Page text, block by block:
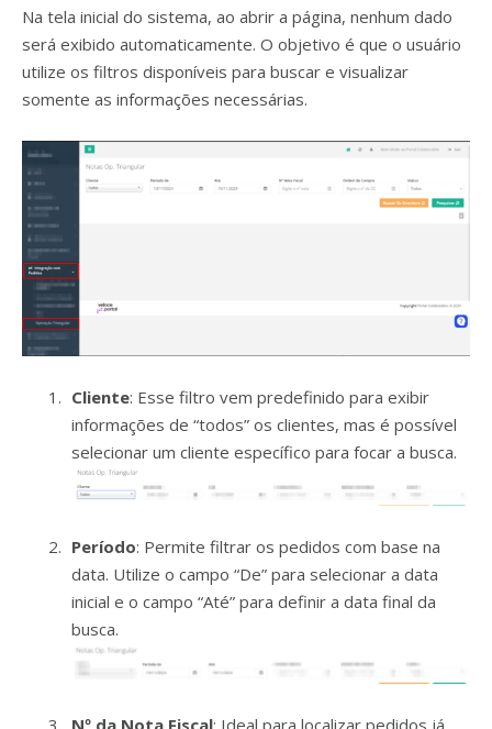
Na tela inicial do sistema, ao abrir a página, nenhum dado
será exibido automaticamente. O objetivo é que o usuário
utilize os filtros disponíveis para buscar e visualizar
somente as informações necessárias.
Cliente: Esse filtro vem predefinido para exibir
informações de “todos” os clientes, mas é possível
selecionar um cliente específico para focar a busca.
Período: Permite filtrar os pedidos com base na
data. Utilize o campo “De” para selecionar a data
inicial e o campo “Até” para definir a data final da
busca.
Nº da Nota Fiscal: Ideal para localizar pedidos já